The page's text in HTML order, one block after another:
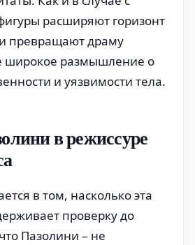
расширяют горизонт
превращают драму
широкое размышление о
и уязвимости тела.
в режиссуре
в том, насколько эта
проверку до
Пазолини – не